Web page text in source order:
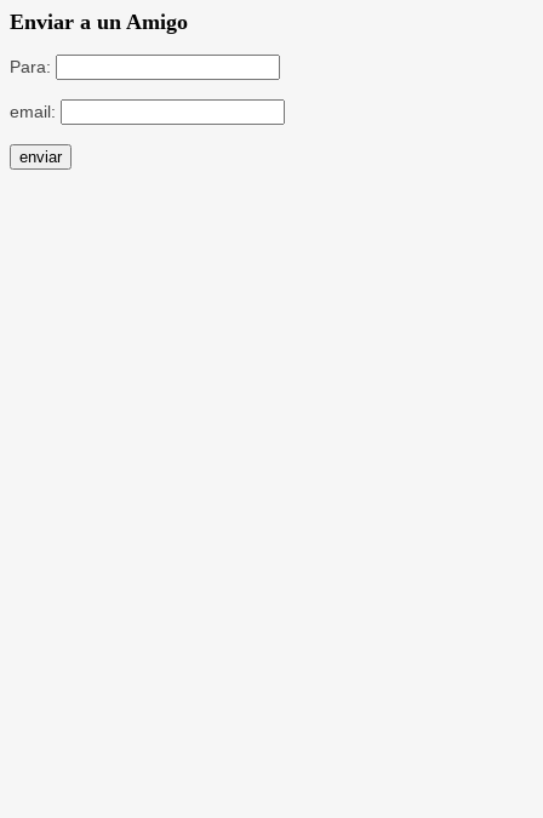
Enviar a un Amigo
Para:
email: